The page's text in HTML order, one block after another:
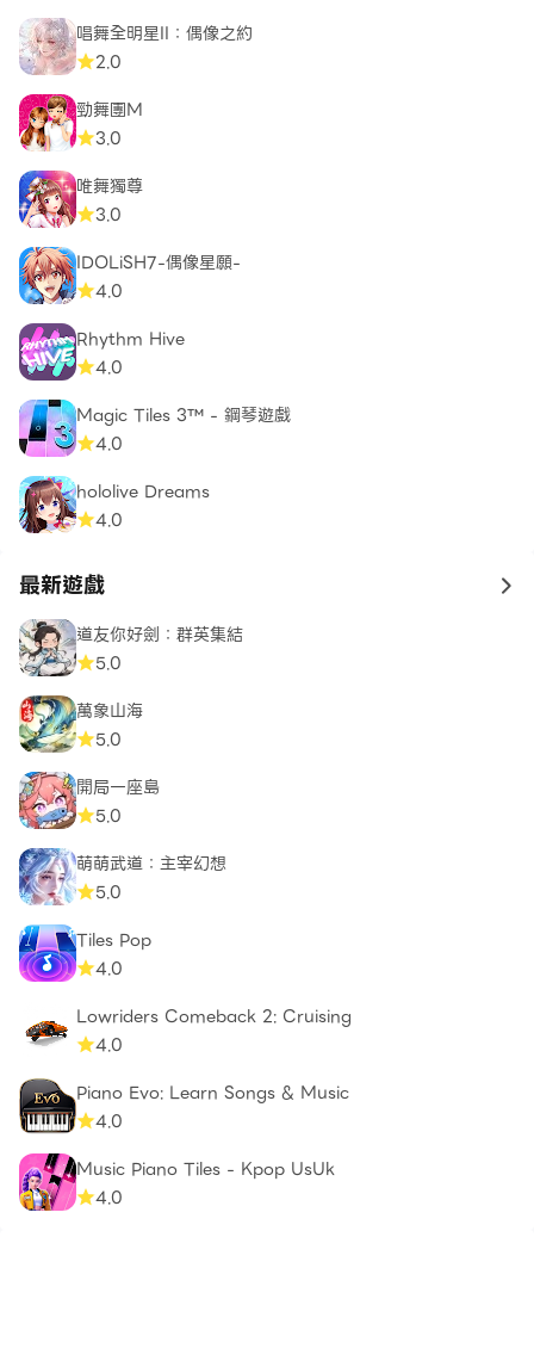
唱舞全明星II：偶像之約
2.0
勁舞團M
3.0
唯舞獨尊
3.0
IDOLiSH7-偶像星願-
4.0
Rhythm Hive
4.0
Magic Tiles 3™ - 鋼琴遊戲
4.0
hololive Dreams
4.0
最新遊戲 to
道友你好劍：群英集結
5.0
萬象山海
5.0
開局一座島
5.0
萌萌武道：主宰幻想
5.0
Tiles Pop
4.0
Lowriders Comeback 2: Cruising
4.0
Piano Evo: Learn Songs & Music
4.0
Music Piano Tiles - Kpop UsUk
4.0